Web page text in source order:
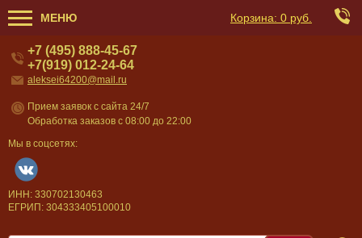
МЕНЮ Корзина: 0 руб.
+7 (495) 888-45-67
+7(919) 012-24-64
aleksei64200@mail.ru
Прием заявок с сайта 24/7
Обработка заказов с 08:00 до 22:00
Мы в соцсетях:
ИНН: 330702130463
ЕГРИП: 304333405100010